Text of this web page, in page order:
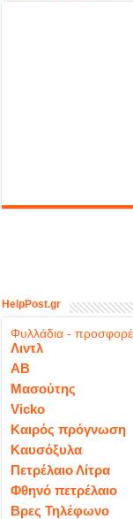
HelpPost.gr
Φυλλάδια -
Λιντλ
ΑΒ
Μασούτης
Vicko
Καιρός πρόγνωση
Καυσόξυλα
Πετρέλαιο Λίτρα
Φθηνό πετρέλαιο
Βρες Τηλέφωνο